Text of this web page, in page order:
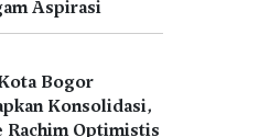
Aspirasi
Bogor
Konsolidasi,
Rachim Optimistis